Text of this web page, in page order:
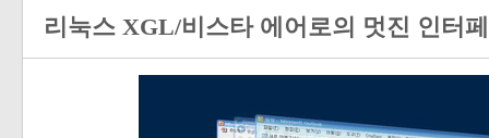
리눅스 XGL/비스타 에어로의 멋진 인터